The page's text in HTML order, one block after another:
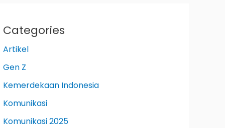
Categories
Artikel
Gen Z
Kemerdekaan Indonesia
Komunikasi
Komunikasi 2025